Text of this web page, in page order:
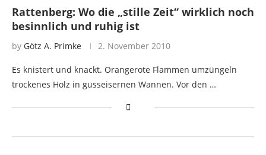
Rattenberg: Wo die „stille Zeit“ wirklich noch
besinnlich und ruhig ist
by Götz A. Primke 2. November 2010
Es knistert und knackt. Orangerote Flammen umzüngeln
trockenes Holz in gusseisernen Wannen. Vor den …